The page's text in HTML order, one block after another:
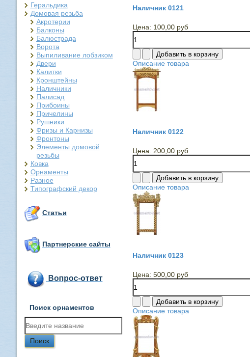
Геральдика
Домовая резьба
Акротерии
Балконы
Балюстрада
Ворота
Выпиливание лобзиком
Двери
Калитки
Кронштейны
Наличники
Палисад
Прибоины
Причелины
Рушники
Фризы и Карнизы
Фронтоны
Элементы домовой
резьбы
Ковка
Орнаменты
Разное
Типографский декор
Статьи
Партнерские сайты
Вопрос-ответ
Поиск орнаментов
Наличник 0121
Цена: 100,00 руб
Описание товара
Наличник 0122
Цена: 200,00 руб
Описание товара
Наличник 0123
Цена: 500,00 руб
Описание товара